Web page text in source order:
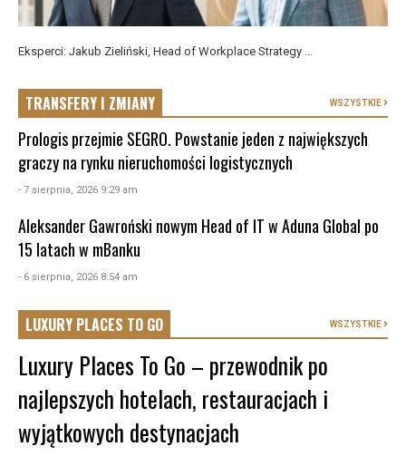
Eksperci: Jakub Zieliński, Head of Workplace Strategy ...
TRANSFERY I ZMIANY WSZYSTKIE
Prologis przejmie SEGRO. Powstanie jeden z największych
graczy na rynku nieruchomości logistycznych
- 7 sierpnia, 2026 9:29 am
Aleksander Gawroński nowym Head of IT w Aduna Global po
15 latach w mBanku
- 6 sierpnia, 2026 8:54 am
LUXURY PLACES TO GO WSZYSTKIE
Luxury Places To Go – przewodnik po
najlepszych hotelach, restauracjach i
wyjątkowych destynacjach